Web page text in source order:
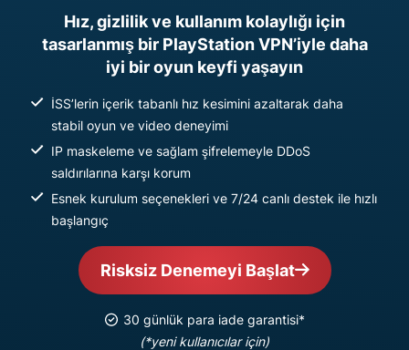
Hız, gizlilik ve kullanım kolaylığı için
tasarlanmış bir PlayStation VPN’iyle daha
iyi bir oyun keyfi yaşayın
İSS’lerin içerik tabanlı hız kesimini azaltarak daha
stabil oyun ve video deneyimi
IP maskeleme ve sağlam şifrelemeyle DDoS
saldırılarına karşı korum
Esnek kurulum seçenekleri ve 7/24 canlı destek ile hızlı
başlangıç
Risksiz Denemeyi Başlat
30 günlük para iade garantisi*
(*yeni kullanıcılar için)